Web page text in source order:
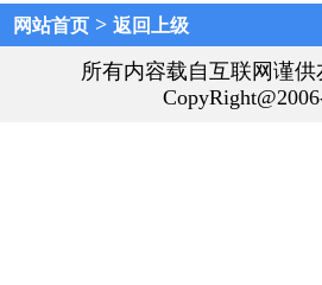
网站首页 > 返回上级
所有内容载自互联网谨